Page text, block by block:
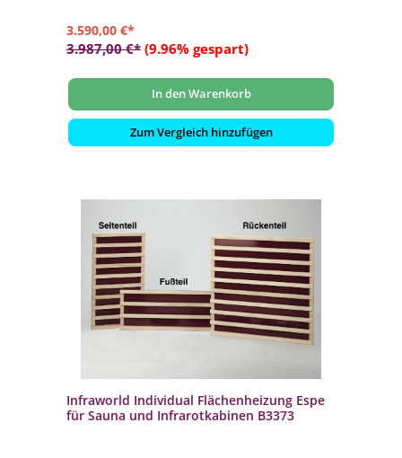
3.590,00 €*
3.987,00 €* (9.96% gespart)
In den Warenkorb
Zum Vergleich hinzufügen
Infraworld Individual Flächenheizung Espe
für Sauna und Infrarotkabinen B3373